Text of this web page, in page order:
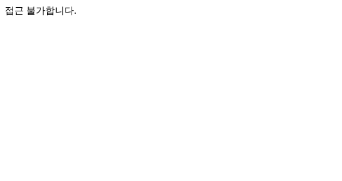
접근 불가합니다.